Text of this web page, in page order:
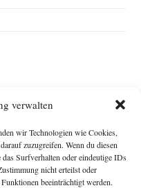
verwalten
wir Technologien wie Cookies,
zuzugreifen. Wenn du diesen
Surfverhalten oder eindeutige IDs
nicht erteilst oder
beeinträchtigt werden.
Impressum
Michael Baden,